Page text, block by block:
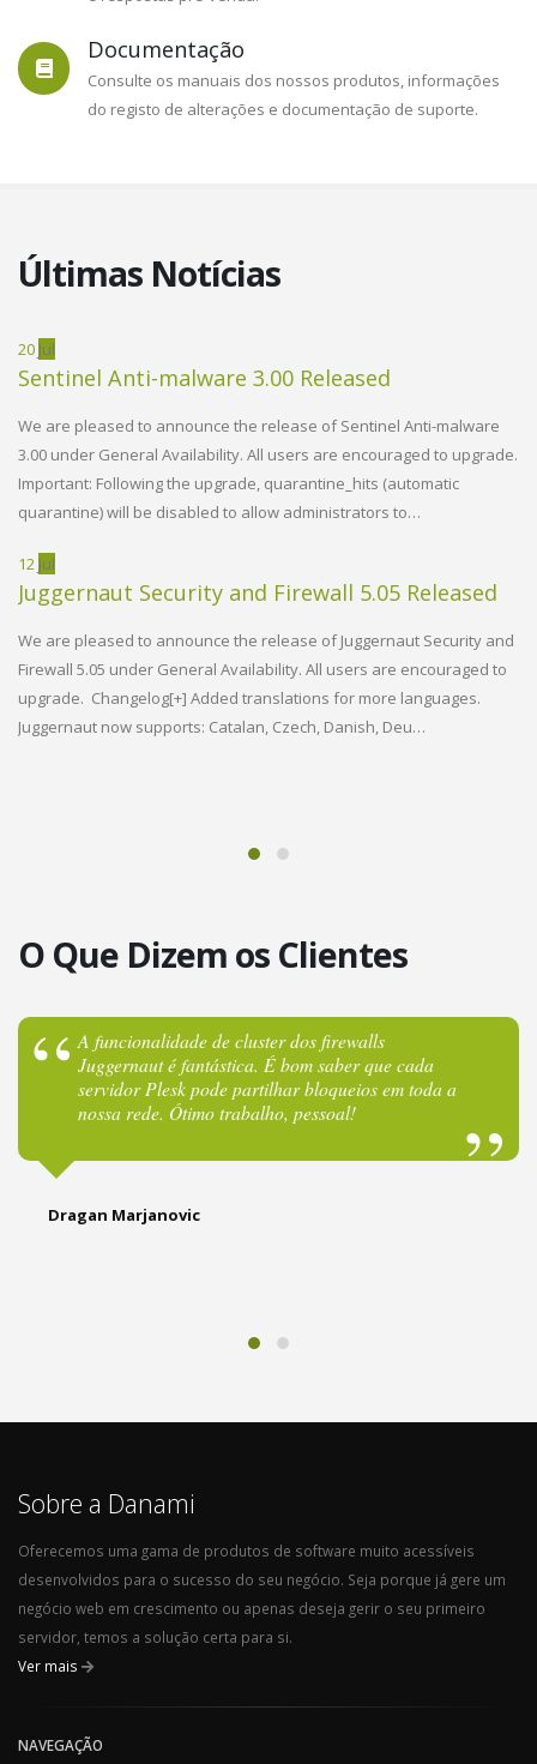
O EMAIL DO PLESK AVANÇA PARA O
MUNDO EMPRESARIAL
Warden
Anti-spam
Protection
fixes, and More!
Saiba Mais
Documentação
Consulte os manuais dos nossos produtos, informações
do registo de alterações e documentação de suporte.
Últimas Notícias
20 Jul
Sentinel Anti-malware 3.00 Released
We are pleased to announce the release of Sentinel Anti-malware
3.00 under General Availability. All users are encouraged to upgrade.
Important: Following the upgrade, quarantine_hits (automatic
quarantine) will be disabled to allow administrators to…
12 Jul
Juggernaut Security and Firewall 5.05 Released
We are pleased to announce the release of Juggernaut Security and
Firewall 5.05 under General Availability. All users are encouraged to
upgrade. Changelog[+] Added translations for more languages.
Juggernaut now supports: Catalan, Czech, Danish, Deu…
O Que Dizem os Clientes
A funcionalidade de cluster dos firewalls
Juggernaut é fantástica. É bom saber que cada
servidor Plesk pode partilhar bloqueios em toda a
nossa rede. Ótimo trabalho, pessoal!
Dragan Marjanovic
Sobre a Danami
Oferecemos uma gama de produtos de software muito acessíveis
desenvolvidos para o sucesso do seu negócio. Seja porque já gere um
negócio web em crescimento ou apenas deseja gerir o seu primeiro
servidor, temos a solução certa para si.
Ver mais
NAVEGAÇÃO